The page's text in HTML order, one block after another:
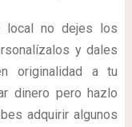
local no dejes los
y dales
originalidad a tu
dinero pero hazlo
adquirir algunos